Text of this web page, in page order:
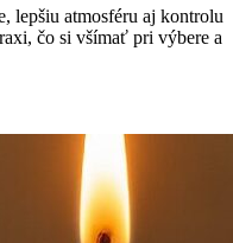
lepšiu atmosféru aj kontrolu
čo si všímať pri výbere a